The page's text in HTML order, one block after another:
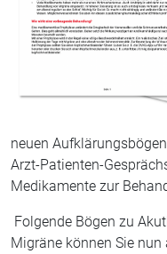
neuen
Arzt-Patienten-
Medikamente zur
Folgende Bögen zu
Migräne können Sie